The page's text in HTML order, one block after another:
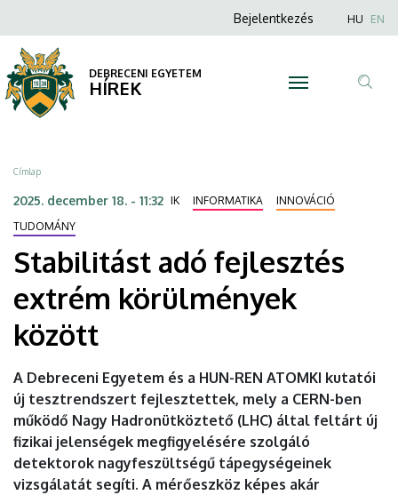
adó
fejlesztés
extrém
körülmények
között
DEBRECENI
EGYETEM
a
tartalomra
Anonim
menüje
Bejelentkezés HU EN
DEBRECENI EGYETEM
HÍREK
Morzsa
Címlap
2025. december 18. - 11:32 IK INFORMATIKA
INNOVÁCIÓ
TUDOMÁNY
Stabilitást adó fejlesztés
extrém körülmények
között
A Debreceni Egyetem és a HUN-REN ATOMKI kutatói
új tesztrendszert fejlesztettek, mely a CERN-ben
működő Nagy Hadronütköztető (LHC) által feltárt új
fizikai jelenségek megfigyelésére szolgáló
detektorok nagyfeszültségű tápegységeinek
vizsgálatát segíti. A mérőeszköz képes akár